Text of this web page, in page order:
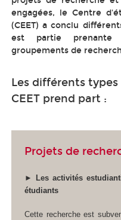
engagées, le Centre
(CEET) a conclu
est partie
groupements de
Les différents
CEET prend part :
Projets de
►
Les activités
étudiants
Cette recherche est